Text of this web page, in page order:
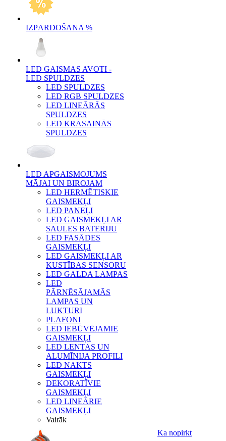
IZPĀRDOŠANA %
LED GAISMAS AVOTI -
LED SPULDZES
LED SPULDZES
LED RGB SPULDZES
LED LINEĀRĀS
SPULDZES
LED KRĀSAINĀS
SPULDZES
LED APGAISMOJUMS
MĀJAI UN BIROJAM
LED HERMĒTISKIE
GAISMEKĻI
LED PANEĻI
LED GAISMEKĻI AR
SAULES BATERIJU
LED FASĀDES
GAISMEKĻI
LED GAISMEKĻI AR
KUSTĪBAS SENSORU
LED GALDA LAMPAS
LED
PĀRNĒSĀJAMĀS
LAMPAS UN
LUKTURI
PLAFONI
LED IEBŪVĒJAMIE
GAISMEKĻI
LED LENTAS UN
ALUMĪNIJA PROFILI
LED NAKTS
GAISMEKĻI
DEKORATĪVIE
GAISMEKĻI
LED LINEĀRIE
GAISMEKĻI
Vairāk
Ka nopirkt